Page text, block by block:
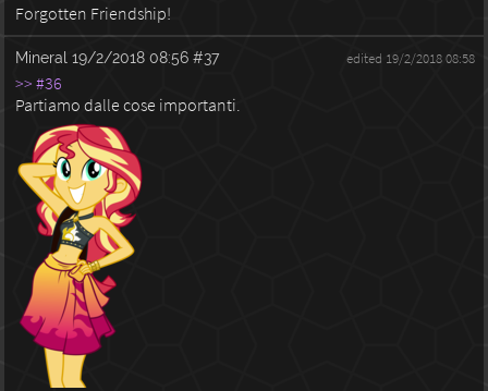
Forgotten Friendship!
Mineral 19/2/2018 08:56 #37 edited 19/2/2018 08:58
>> #36
Partiamo dalle cose importanti.